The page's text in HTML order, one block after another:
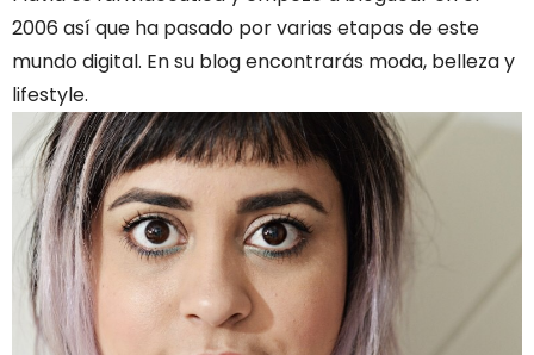
2006 así que ha pasado por varias etapas de este
mundo digital. En su blog encontrarás moda, belleza y
lifestyle.